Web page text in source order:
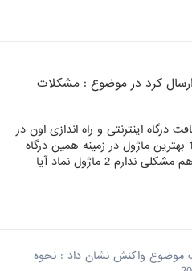
ارسال کرد در موضوع : مشکلات
درگاه اینترنتی و راه اندازی اون در
php آشنا هستم فقط 2 تا سوال 1 بهترین ماژول در زمینه همین درگاه
ملت چی هست؟؟؟ رایگان نبود هم مشکلی ندارم 2 ماژول نماد آیا
موضوع واکنش نشان داد : نحوه